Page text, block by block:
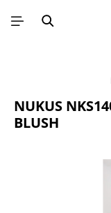
Ga naar de hoofdinhoud
NUKUS
BLUSH